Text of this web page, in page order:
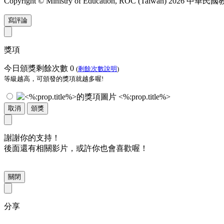
寫評論
獎項
今日頒獎剩餘次數 0 (剩餘次數說明)
等級越高，可頒發的獎項就越多喔!
<%:prop.title%>
取消 頒獎
謝謝你的支持！
後面還有相關影片，或許你也會喜歡喔！
關閉
分享